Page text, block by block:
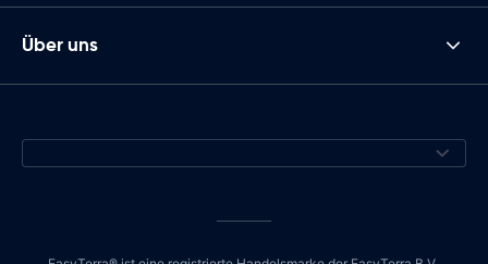
Über uns